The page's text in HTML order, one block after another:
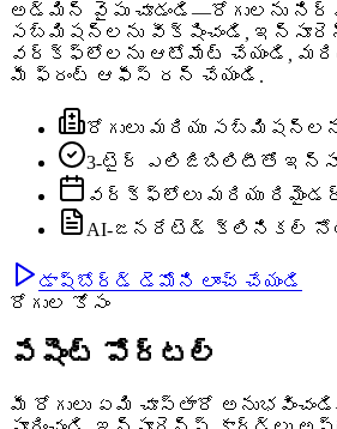
అడ్మిన్ వైపు చూడండి—రోగులను
సబ్మిషన్‌లను వీక్షించండి,
వర్క్‌ఫ్లోలను ఆటోమేట్ చేయండి,
మీ ఫ్రంట్ ఆఫీస్ రన్ చేయండి.
రోగులు మరియు
3-టైర్ ఎలిజిబిలిటీతో
వర్క్‌ఫ్లోలు మరియు
AI-జనరేటెడ్ క్లినికల్
డాష్‌బోర్డ్ డెమోని లాంచ్ చేయండి
రోగుల కోసం
పేషెంట్ పోర్టల్
మీ రోగులు ఏమి చూస్తారో